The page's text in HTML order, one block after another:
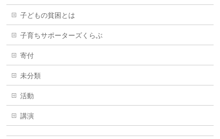
子どもの貧困とは
子育ちサポーターズくらぶ
寄付
未分類
活動
講演